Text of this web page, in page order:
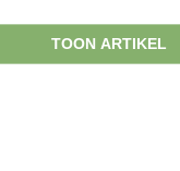
TOON ARTIKEL